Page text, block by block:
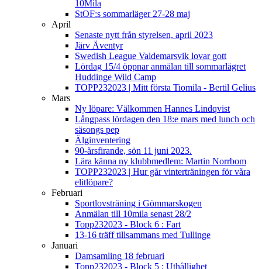
10Mila
StOF:s sommarläger 27-28 maj
April
Senaste nytt från styrelsen, april 2023
Järv Äventyr
Swedish League Valdemarsvik lovar gott
Lördag 15/4 öppnar anmälan till sommarlägret
Huddinge Wild Camp
TOPP232023 | Mitt första Tiomila - Bertil Gelius
Mars
Ny löpare: Välkommen Hannes Lindqvist
Långpass lördagen den 18:e mars med lunch och
säsongs pep
Älginventering
90-årsfirande, sön 11 juni 2023.
Lära känna ny klubbmedlem: Martin Norrbom
TOPP232023 | Hur går vinterträningen för våra
elitlöpare?
Februari
Sportlovsträning i Gömmarskogen
Anmälan till 10mila senast 28/2
Topp232023 - Block 6 : Fart
13-16 träff tillsammans med Tullinge
Januari
Damsamling 18 februari
Topp232023 - Block 5 : Uthållighet